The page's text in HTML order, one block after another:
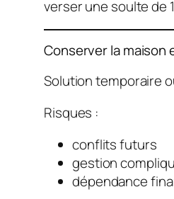
verser une soulte de
Conserver la maison
Solution temporaire
Risques :
conflits futurs
gestion
dépendance